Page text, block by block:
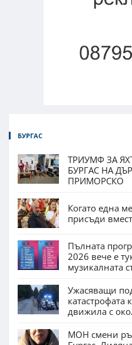
БУРГАС
ТРИУМФ ЗА
БУРГАС НА
ПРИМОРСКО
Когато една
присъди
Пълната
2026 вече е
музикалната
Ужасяващи
катастрофата
движила с
МОН смени